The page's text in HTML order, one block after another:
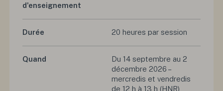
d'enseignement
Durée 20 heures par session
Quand
Du 14 septembre au 2
décembre 2026 –
mercredis et vendredis
de 12 h à 13 h (HNR)